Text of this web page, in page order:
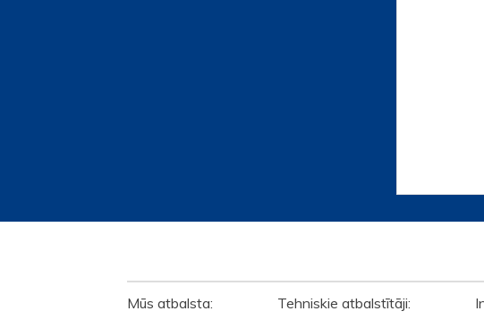
Mūs atbalsta: Tehniskie atbalstītāji: